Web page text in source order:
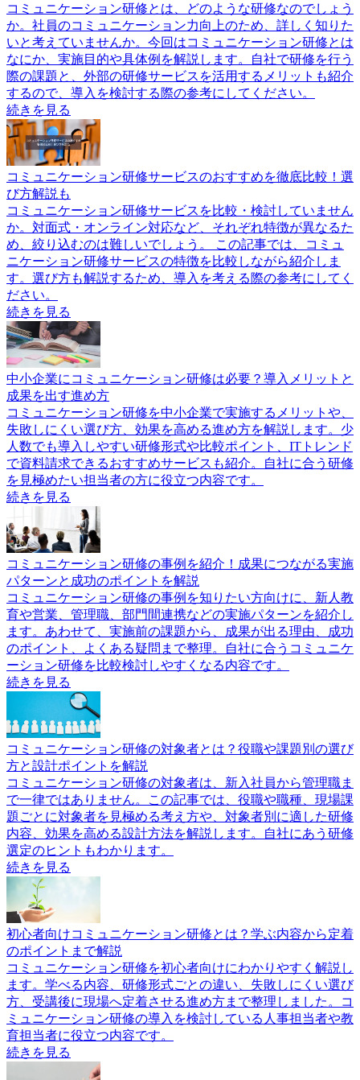
コミュニケーション研修とは、どのような研修なのでしょう
か。社員のコミュニケーション力向上のため、詳しく知りた
いと考えていませんか。今回はコミュニケーション研修とは
なにか、実施目的や具体例を解説します。自社で研修を行う
際の課題と、外部の研修サービスを活用するメリットも紹介
するので、導入を検討する際の参考にしてください。
続きを見る
コミュニケーション研修サービスのおすすめを徹底比較！選
び方解説も
コミュニケーション研修サービスを比較・検討していません
か。対面式・オンライン対応など、それぞれ特徴が異なるた
め、絞り込むのは難しいでしょう。 この記事では、コミュ
ニケーション研修サービスの特徴を比較しながら紹介しま
す。選び方も解説するため、導入を考える際の参考にしてく
ださい。
続きを見る
中小企業にコミュニケーション研修は必要？導入メリットと
成果を出す進め方
コミュニケーション研修を中小企業で実施するメリットや、
失敗しにくい選び方、効果を高める進め方を解説します。少
人数でも導入しやすい研修形式や比較ポイント、ITトレンド
で資料請求できるおすすめサービスも紹介。自社に合う研修
を見極めたい担当者の方に役立つ内容です。
続きを見る
コミュニケーション研修の事例を紹介！成果につながる実施
パターンと成功のポイントを解説
コミュニケーション研修の事例を知りたい方向けに、新人教
育や営業、管理職、部門間連携などの実施パターンを紹介し
ます。あわせて、実施前の課題から、成果が出る理由、成功
のポイント、よくある疑問まで整理。自社に合うコミュニケ
ーション研修を比較検討しやすくなる内容です。
続きを見る
コミュニケーション研修の対象者とは？役職や課題別の選び
方と設計ポイントを解説
コミュニケーション研修の対象者は、新入社員から管理職ま
で一律ではありません。この記事では、役職や職種、現場課
題ごとに対象者を見極める考え方や、対象者別に適した研修
内容、効果を高める設計方法を解説します。自社にあう研修
選定のヒントもわかります。
続きを見る
初心者向けコミュニケーション研修とは？学ぶ内容から定着
のポイントまで解説
コミュニケーション研修を初心者向けにわかりやすく解説し
ます。学べる内容、研修形式ごとの違い、失敗しにくい選び
方、受講後に現場へ定着させる進め方まで整理しました。コ
ミュニケーション研修の導入を検討している人事担当者や教
育担当者に役立つ内容です。
続きを見る